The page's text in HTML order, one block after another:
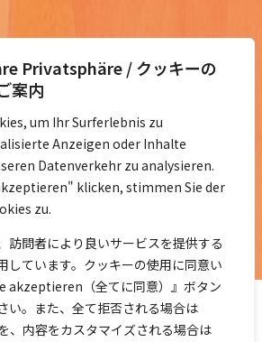
Privatsphäre / クッキーの
案内
um Ihr Surferlebnis zu
Anzeigen oder Inhalte
Datenverkehr zu analysieren.
klicken, stimmen Sie der
zu.
訪問者により良いサービスを提供する
しています。クッキーの使用に同意い
akzeptieren（全てに同意）』ボタン
い。また、全て拒否される場合は
、内容をカスタマイズされる場合は
クナンバー